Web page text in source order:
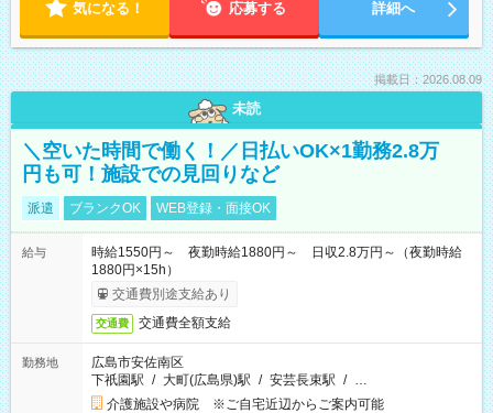
気になる！ 応募する 詳細へ
掲載日：2026.08.09
未読
＼空いた時間で働く！／日払いOK×1勤務2.8万
円も可！施設での見回りなど
派遣 ブランクOK WEB登録・面接OK
給与
時給1550円～ 夜勤時給1880円～ 日収2.8万円～（夜勤時給
1880円×15h）
交通費別途支給あり
交通費 交通費全額支給
勤務地
広島市安佐南区
下祇園駅 / 大町(広島県)駅 / 安芸長束駅 / …
介護施設や病院 ※ご自宅近辺からご案内可能